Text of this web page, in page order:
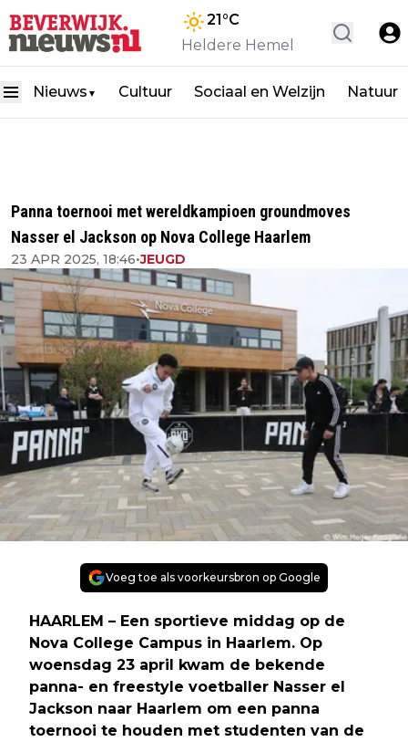
21°C
Heldere Hemel
Nieuws ▼ Cultuur Sociaal en Welzijn Natuur
Panna toernooi met wereldkampioen groundmoves
Nasser el Jackson op Nova College Haarlem
23 APR 2025, 18:46•JEUGD
Voeg toe als voorkeursbron op Google
HAARLEM – Een sportieve middag op de
Nova College Campus in Haarlem. Op
woensdag 23 april kwam de bekende
panna- en freestyle voetballer Nasser el
Jackson naar Haarlem om een panna
toernooi te houden met studenten van de